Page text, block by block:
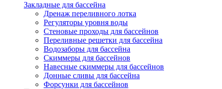
Закладные для бассейна
Дренаж переливного лотка
Регуляторы уровня воды
Стеновые проходы для бассейнов
Переливные решетки для бассейна
Водозаборы для бассейна
Скиммеры для бассейнов
Навесные скиммеры для бассейнов
Донные сливы для бассейна
Форсунки для бассейнов